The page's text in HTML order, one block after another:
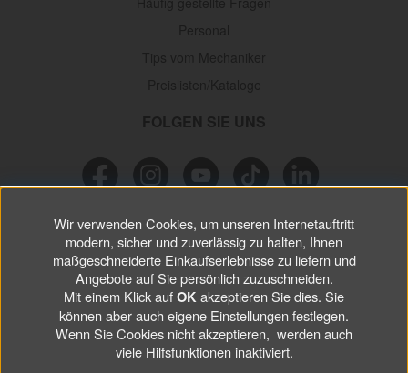
NEWSLETTER
Verpassen Sie keine Sonderaktionen, wichtigen Informationen und
nützlichen Tips.
ABONNIEREN
Wir verwenden Cookies, um unseren Internetauftritt
modern, sicher und zuverlässig zu halten, Ihnen
maßgeschneiderte Einkaufserlebnisse zu liefern und
Angebote auf Sie persönlich zuzuschneiden.
Mit einem Klick aufOKakzeptieren Sie dies. Sie
können aber auch eigene Einstellungen festlegen.
Wenn Sie Cookies nicht akzeptieren, werden auch
viele Hilfsfunktionen inaktiviert.